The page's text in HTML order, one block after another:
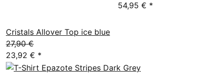
Cristals Allover Top ice blue
27,90 €
23,92 € *
54,95 € *